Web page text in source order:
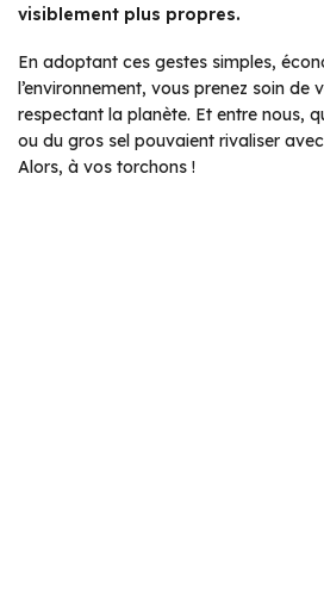
visiblement plus propres.
En adoptant ces gestes simples,
l’environnement, vous prenez soin de
respectant la planète. Et entre nous,
ou du gros sel pouvaient rivaliser
Alors, à vos torchons !